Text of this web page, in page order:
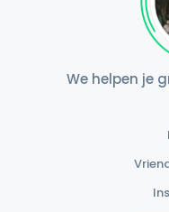
We helpen je